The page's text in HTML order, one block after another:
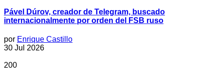
Pável Dúrov, creador de Telegram, buscado
internacionalmente por orden del FSB ruso
por Enrique Castillo
30 Jul 2026
200